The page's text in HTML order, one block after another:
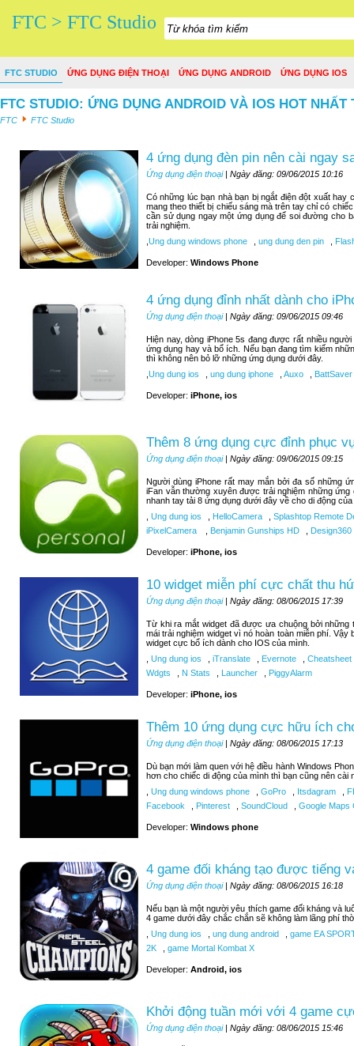
FTC > FTC Studio
FTC STUDIO ỨNG DỤNG ĐIỆN THOẠI ỨNG DỤNG ANDROID ỨNG DỤNG IOS
FTC STUDIO: ỨNG DỤNG ANDROID VÀ IOS HOT NHẤT
FTC FTC Studio
4 ứng dụng đèn pin nên cài ngay
Ứng dụng điện thoại| Ngày đăng: 09/06/2015 10:16
Có những lúc bạn nhà bạn bị ngắt điện đột xuất hay
mang theo thiết bị chiếu sáng mà trên tay chỉ có
cần sử dụng ngay một ứng dụng để soi đường cho
trải nghiệm.
Ung dung windows phone ung dung den pin
Developer: Windows Phone
4 ứng dụng đỉnh nhất dành cho
Ứng dụng điện thoại| Ngày đăng: 09/06/2015 09:46
Hiện nay, dòng iPhone 5s đang được rất nhiều
ứng dụng hay và bổ ích. Nếu bạn đang tìm kiếm
thì không nên bỏ lỡ những ứng dụng dưới đây.
Ung dung ios ung dung iphone Auxo BattSaver
Developer: iPhone, ios
Thêm 8 ứng dụng cực đỉnh phục
Ứng dụng điện thoại| Ngày đăng: 09/06/2015 09:15
Người dùng iPhone rất may mắn bởi đa số những
iFan vẫn thường xuyên được trải nghiệm những
nhanh tay tải 8 ứng dụng dưới đây về cho di động
Ung dung ios HelloCamera
Splashtop Remote
iPixelCamera
Benjamin Gunships HD Design360
Developer: iPhone, ios
10 widget miễn phí cực chất thu
Ứng dụng điện thoại| Ngày đăng: 08/06/2015 17:39
Từ khi ra mắt widget đã được ưa chuộng bởi
mái trải nghiệm widget vì nó hoàn toàn miễn phí.
widget cực bổ ích dành cho IOS của mình.
Ung dung ios iTranslate Evernote
Cheatsheet
Wdgts
N Stats Launcher PiggyAlarm
Developer: iPhone, ios
Thêm 10 ứng dụng cực hữu ích
Ứng dụng điện thoại| Ngày đăng: 08/06/2015 17:13
Dù bạn mới làm quen với hệ điều hành Windows
hơn cho chiếc di động của mình thì bạn cũng nên cài
Ung dung windows phone GoPro Itsdagram
Facebook
Pinterest SoundCloud Google Maps
Developer: Windows phone
4 game đối kháng tạo được tiếng
Ứng dụng điện thoại| Ngày đăng: 08/06/2015 16:18
Nếu bạn là một người yêu thích game đối kháng và
4 game dưới đây chắc chắn sẽ không làm lãng phí
Ung dung ios ung dung android
game EA
2K
game Mortal Kombat X
Developer: Android, ios
Khởi động tuần mới với 4 game
Ứng dụng điện thoại| Ngày đăng: 08/06/2015 15:46